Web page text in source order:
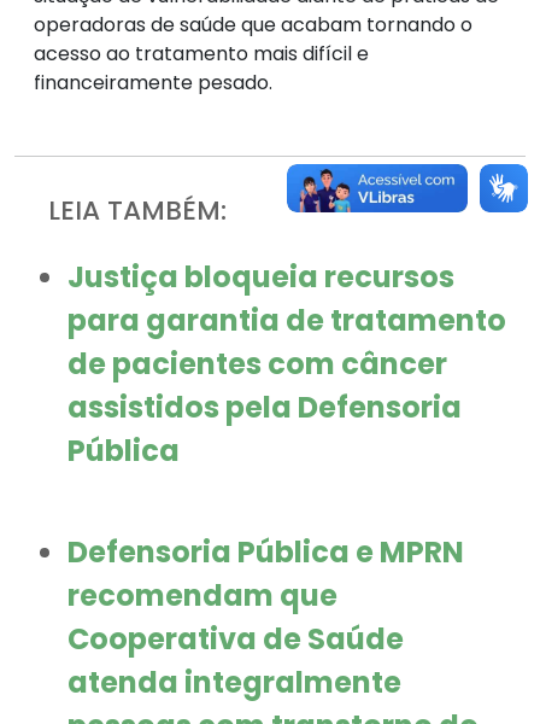
operadoras de saúde que acabam tornando o
acesso ao tratamento mais difícil e
financeiramente pesado.
LEIA TAMBÉM:
Justiça bloqueia recursos
para garantia de tratamento
de pacientes com câncer
assistidos pela Defensoria
Pública
Defensoria Pública e MPRN
recomendam que
Cooperativa de Saúde
atenda integralmente